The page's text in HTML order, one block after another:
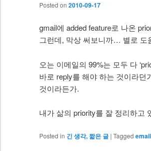
Posted on 2010-09-17
gmail에 added feature로 나온
그런데, 막상 써보니까… 별로 도
오는 이메일의 99%는 모두 다
바로 reply를 해야 하는 것이라
것이라든가.
내가 삶의 priority를 잘 정리하고
Posted in 긴 생각, 짧은 글 | Tagged email